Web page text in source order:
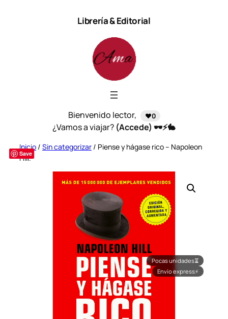
Librería & Editorial
Bienvenido lector, ❤️0
¿Vamos a viajar? (Accede) 🕶️⚡🐇
Save
Inicio / Sin categorizar / Piense y hágase rico – Napoleon
Hill.
Pocas unidades⏳
Envío express⚡